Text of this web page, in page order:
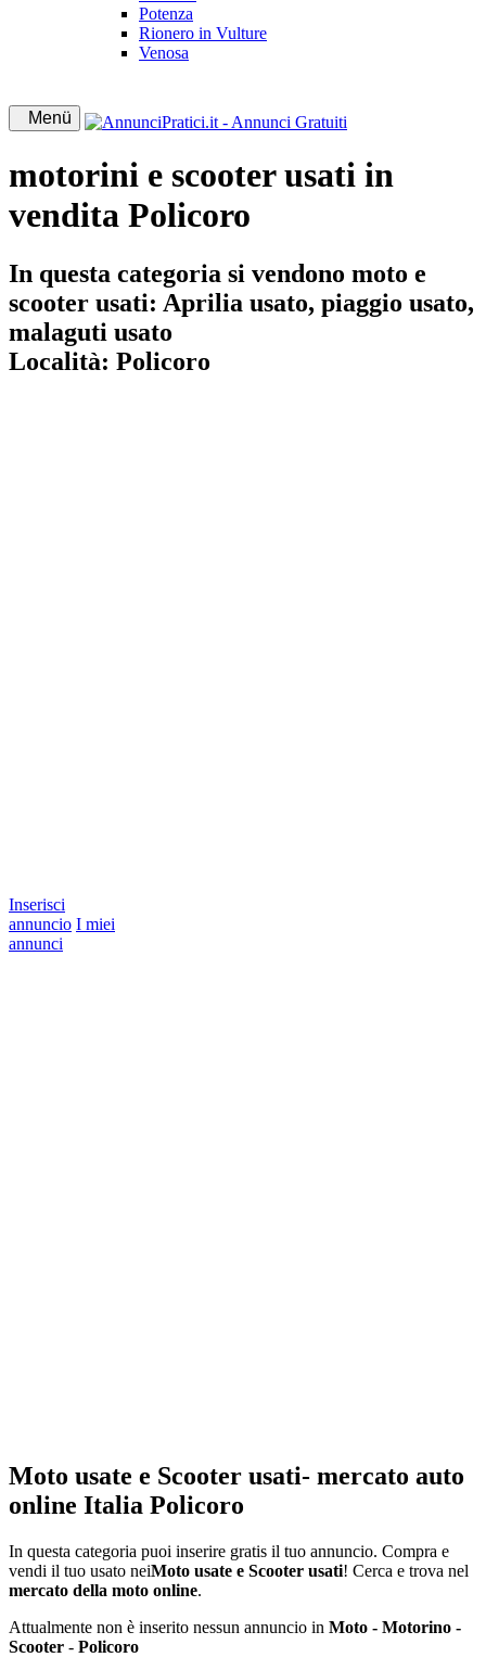
Potenza
Rionero in Vulture
Venosa
Menü
motorini e scooter usati in
vendita Policoro
In questa categoria si vendono moto e
scooter usati: Aprilia usato, piaggio usato,
malaguti usato
Località: Policoro
Inserisci
annuncio I miei
annunci
Moto usate e Scooter usati- mercato auto
online Italia Policoro
In questa categoria puoi inserire gratis il tuo annuncio. Compra e
vendi il tuo usato neiMoto usate e Scooter usati! Cerca e trova nel
mercato della moto online.
Attualmente non è inserito nessun annuncio in Moto - Motorino -
Scooter - Policoro